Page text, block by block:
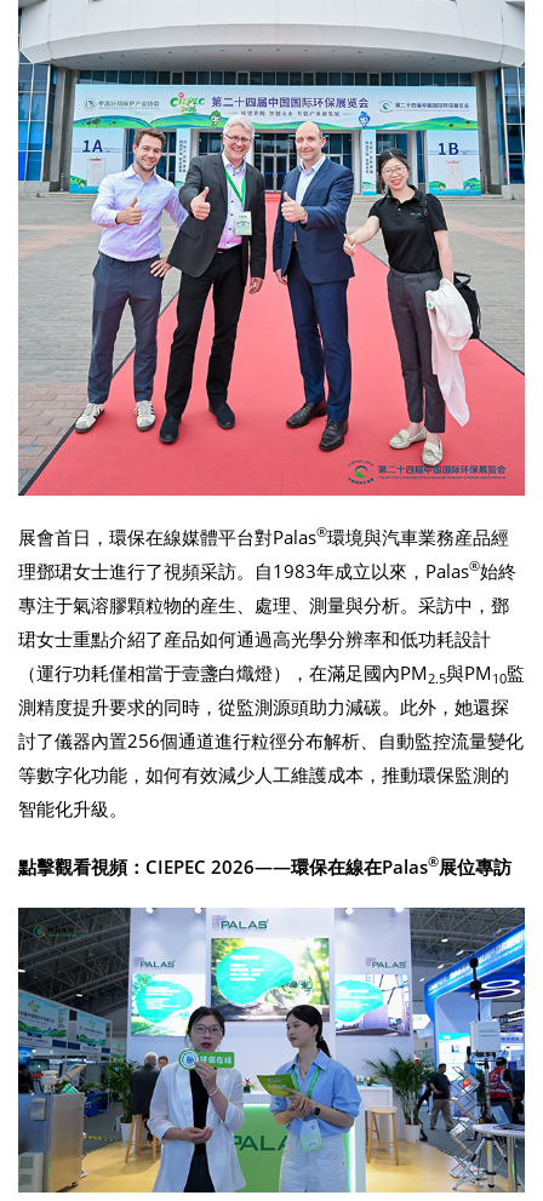
展會首日，環保在線媒體平台對Palas®環境與汽車業務産品經
理鄧珺女士進行了視頻采訪。自1983年成立以來，Palas®始終
專注于氣溶膠顆粒物的産生、處理、測量與分析。采訪中，鄧
珺女士重點介紹了産品如何通過高光學分辨率和低功耗設計
（運行功耗僅相當于壹盞白熾燈），在滿足國內PM 2.5與PM 10監
測精度提升要求的同時，從監測源頭助力減碳。此外，她還探
討了儀器內置256個通道進行粒徑分布解析、自動監控流量變化
等數字化功能，如何有效減少人工維護成本，推動環保監測的
智能化升級。
點擊觀看視頻：CIEPEC 2026——環保在線在Palas®展位專訪